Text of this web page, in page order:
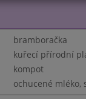
bramboračka
kuřecí přírodní
kompot
ochucené mléko,